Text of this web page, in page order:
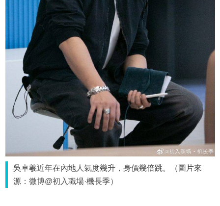
吳卓羲近年在內地人氣度幾升，身價幾倍跳。（圖片來
源：微博@初入職場·機長季）